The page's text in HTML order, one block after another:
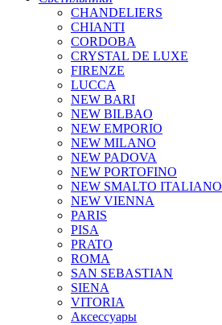
CHANDELIERS
CHIANTI
CORDOBA
CRYSTAL DE LUXE
FIRENZE
LUCCA
NEW BARI
NEW BILBAO
NEW EMPORIO
NEW MILANO
NEW PADOVA
NEW PORTOFINO
NEW SMALTO ITALIANO
NEW VIENNA
PARIS
PISA
PRATO
ROMA
SAN SEBASTIAN
SIENA
VITORIA
Аксессуары